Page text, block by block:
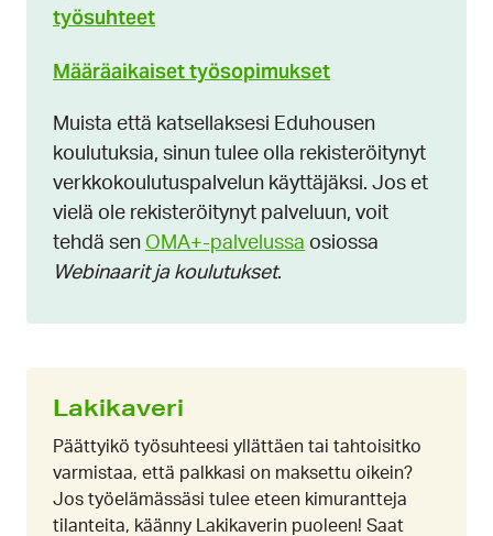
työsuhteet
Määräaikaiset työsopimukset
Muista että katsellaksesi Eduhousen
koulutuksia, sinun tulee olla rekisteröitynyt
verkkokoulutuspalvelun käyttäjäksi. Jos et
vielä ole rekisteröitynyt palveluun, voit
tehdä sen OMA+-palvelussa osiossa
Webinaarit ja koulutukset.
Lakikaveri
Päättyikö työsuhteesi yllättäen tai tahtoisitko
varmistaa, että palkkasi on maksettu oikein?
Jos työelämässäsi tulee eteen kimurantteja
tilanteita, käänny Lakikaverin puoleen! Saat